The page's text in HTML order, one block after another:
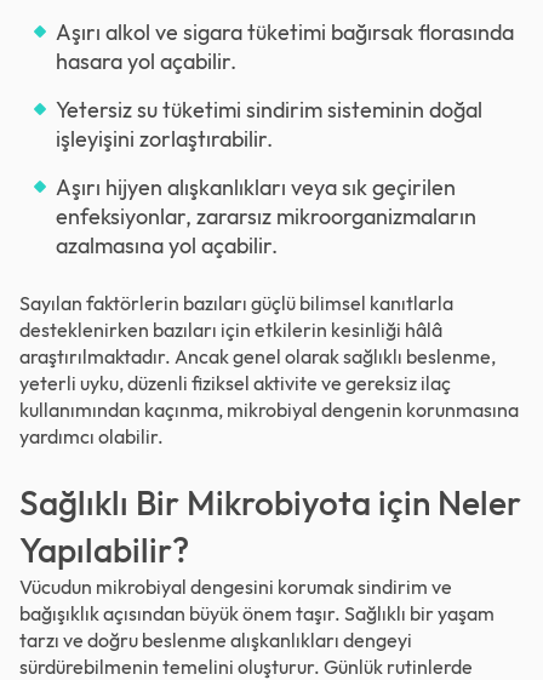
Aşırı alkol ve sigara tüketimi bağırsak florasında
hasara yol açabilir.
Yetersiz su tüketimi sindirim sisteminin doğal
işleyişini zorlaştırabilir.
Aşırı hijyen alışkanlıkları veya sık geçirilen
enfeksiyonlar, zararsız mikroorganizmaların
azalmasına yol açabilir.
Sayılan faktörlerin bazıları güçlü bilimsel kanıtlarla
desteklenirken bazıları için etkilerin kesinliği hâlâ
araştırılmaktadır. Ancak genel olarak sağlıklı beslenme,
yeterli uyku, düzenli fiziksel aktivite ve gereksiz ilaç
kullanımından kaçınma, mikrobiyal dengenin korunmasına
yardımcı olabilir.
Sağlıklı Bir Mikrobiyota için Neler
Yapılabilir?
Vücudun mikrobiyal dengesini korumak sindirim ve
bağışıklık açısından büyük önem taşır. Sağlıklı bir yaşam
tarzı ve doğru beslenme alışkanlıkları dengeyi
sürdürebilmenin temelini oluşturur. Günlük rutinlerde